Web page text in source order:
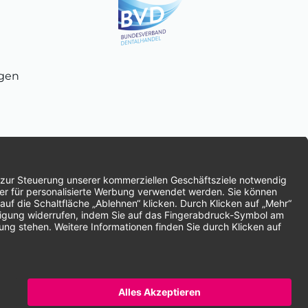
| * Alle Preise zzgl. gesetzlicher Mehrwertsteuer